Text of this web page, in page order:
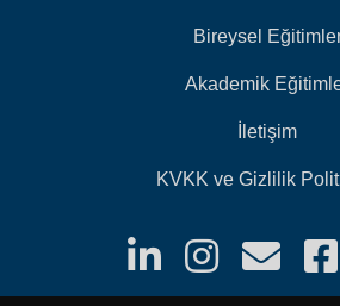
Bireysel
Akademik
İletişim
KVKK ve Gizlilik